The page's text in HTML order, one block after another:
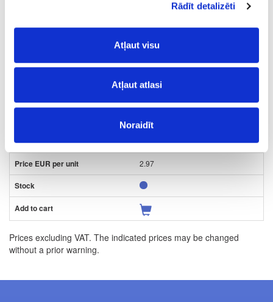
Rādīt detalizēti
Atļaut visu
Atļaut atlasi
Noraidīt
35-14.09.125-5
identical cylenders
26.0
2.97
Prices excluding VAT. The indicated prices may be changed
without a prior warning.